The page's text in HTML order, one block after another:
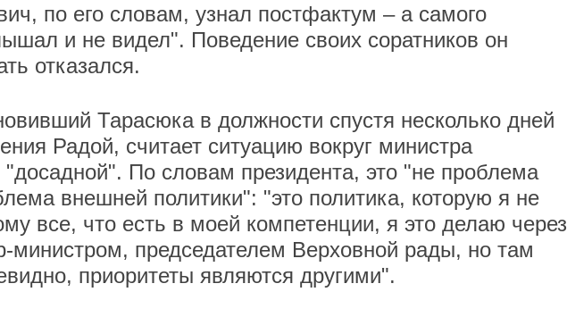
по его словам, узнал постфактум – а самого
и не видел". Поведение своих соратников он
отказался.
Тарасюка в должности спустя несколько дней
Радой, считает ситуацию вокруг министра
По словам президента, это "не проблема
внешней политики": "это политика, которую я не
все, что есть в моей компетенции, я это делаю через
министром, председателем Верховной рады, но там
приоритеты являются другими".